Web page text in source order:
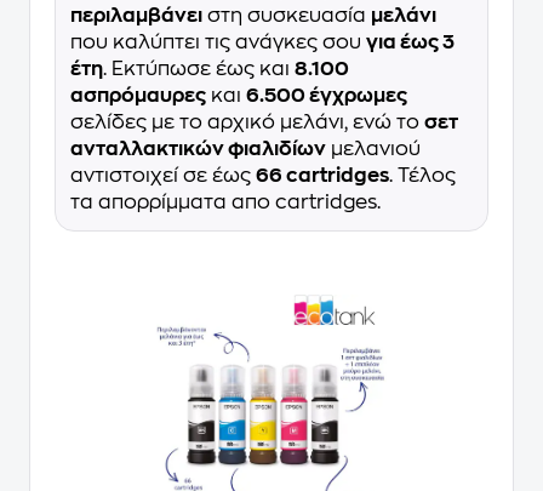
περιλαμβάνει στη συσκευασία μελάνι
που καλύπτει τις ανάγκες σου για έως 3
έτη. Εκτύπωσε έως και 8.100
ασπρόμαυρες και 6.500 έγχρωμες
σελίδες με το αρχικό μελάνι, ενώ το σετ
ανταλλακτικών φιαλιδίων μελανιού
αντιστοιχεί σε έως 66 cartridges. Τέλος
τα απορρίμματα απο cartridges.